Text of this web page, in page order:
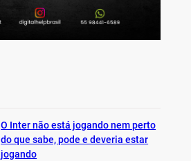
O Inter não está jogando nem perto
do que sabe, pode e deveria estar
jogando